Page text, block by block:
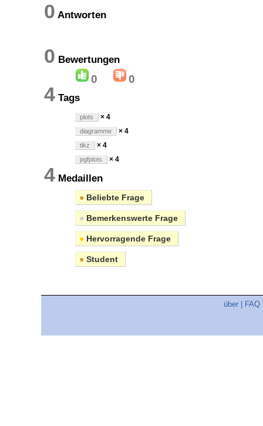
0 Antworten
0 Bewertungen
0 0
4 Tags
plots × 4
diagramme × 4
tikz × 4
pgfplots × 4
4 Medaillen
● Beliebte Frage
● Bemerkenswerte Frage
● Hervorragende Frage
● Student
über FAQ